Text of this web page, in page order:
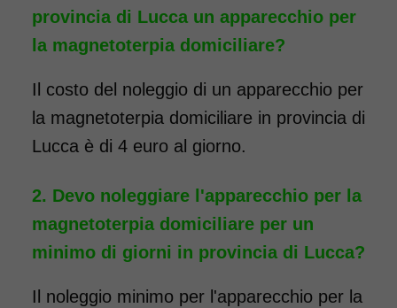
provincia di Lucca un apparecchio per
la magnetoterpia domiciliare?
Il costo del noleggio di un apparecchio per
la magnetoterpia domiciliare in provincia di
Lucca è di 4 euro al giorno.
Devo noleggiare l'apparecchio per la
magnetoterpia domiciliare per un
minimo di giorni in provincia di Lucca?
Il noleggio minimo per l'apparecchio per la